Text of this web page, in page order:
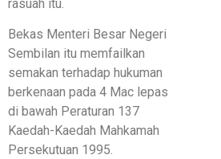
rasuah itu.
Bekas Menteri Besar Negeri
Sembilan itu memfailkan
semakan terhadap hukuman
berkenaan pada 4 Mac lepas
di bawah Peraturan 137
Kaedah-Kaedah Mahkamah
Persekutuan 1995.